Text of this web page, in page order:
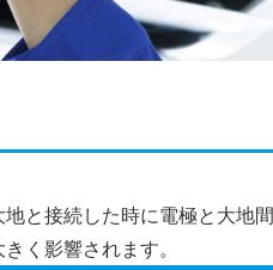
と接続した時に電極と大地
く影響されます。